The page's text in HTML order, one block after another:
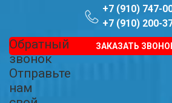
+7 (910) 747-
+7 (910) 200-
ЗАКАЗАТЬ
Обратный
звонок
Отправьте
нам